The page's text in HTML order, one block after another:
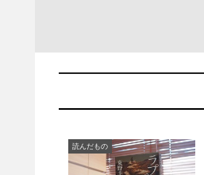
読んだもの